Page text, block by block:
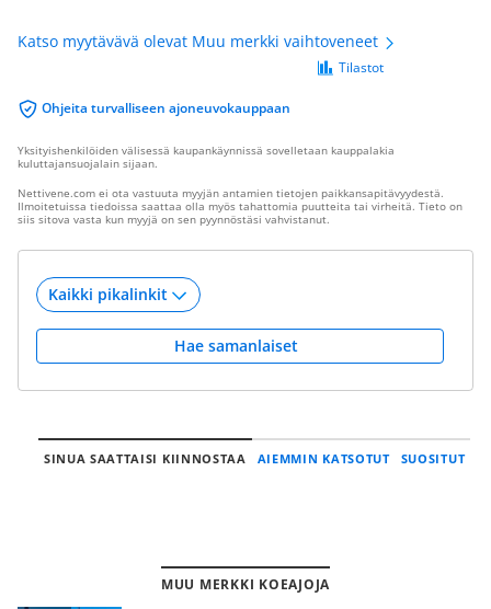
Katso myytävävä olevat Muu merkki vaihtoveneet
Ohjeita turvalliseen ajoneuvokauppaan
Tilastot
Yksityishenkilöiden välisessä kaupankäynnissä sovelletaan kauppalakia
kuluttajansuojalain sijaan.
Nettivene.com ei ota vastuuta myyjän antamien tietojen paikkansapitävyydestä.
Ilmoitetuissa tiedoissa saattaa olla myös tahattomia puutteita tai virheitä. Tieto on
siis sitova vasta kun myyjä on sen pyynnöstäsi vahvistanut.
Hae samanlaiset
SINUA SAATTAISI KIINNOSTAA AIEMMIN KATSOTUT SUOSITUT
MUU MERKKI KOEAJOJA